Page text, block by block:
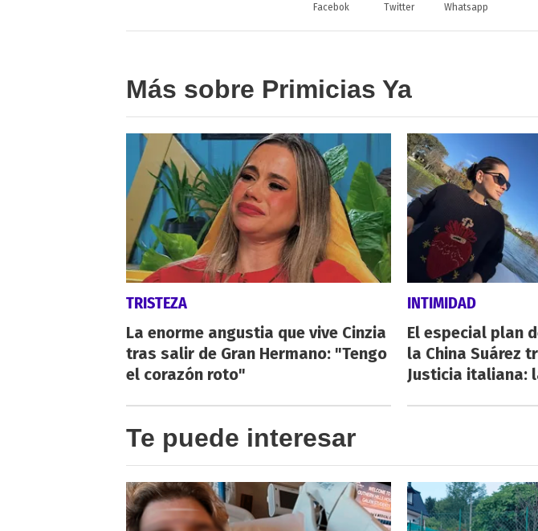
Facebok Twitter Whatsapp
Más sobre Primicias Ya
TRISTEZA
La enorme angustia que vive Cinzia
tras salir de Gran Hermano: "Tengo
el corazón roto"
INTIMIDAD
El especial plan
la China Suárez
Justicia italiana:
Te puede interesar